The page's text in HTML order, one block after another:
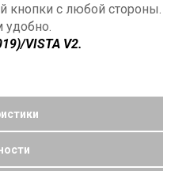
кнопки с любой стороны.
удобно.
VISTA V2.